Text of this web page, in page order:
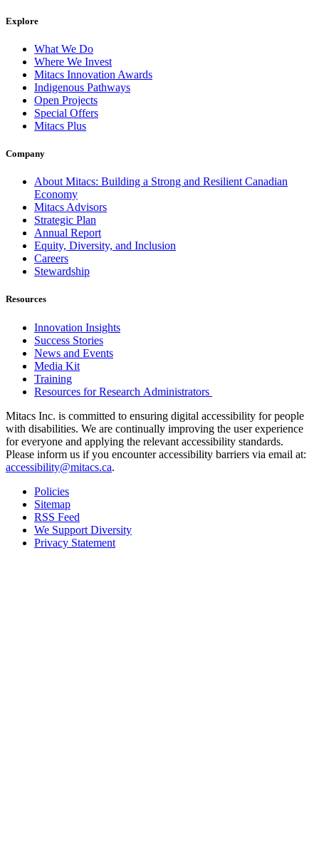
Explore
What We Do
Where We Invest
Mitacs Innovation Awards
Indigenous Pathways
Open Projects
Special Offers
Mitacs Plus
Company
About Mitacs: Building a Strong and Resilient Canadian
Economy
Mitacs Advisors
Strategic Plan
Annual Report
Equity, Diversity, and Inclusion
Careers
Stewardship
Resources
Innovation Insights
Success Stories
News and Events
Media Kit
Training
Resources for Research Administrators
Mitacs Inc. is committed to ensuring digital accessibility for people
with disabilities. We are continually improving the user experience
for everyone and applying the relevant accessibility standards.
Please inform us if you encounter accessibility barriers via email at:
accessibility@mitacs.ca.
Policies
Sitemap
RSS Feed
We Support Diversity
Privacy Statement